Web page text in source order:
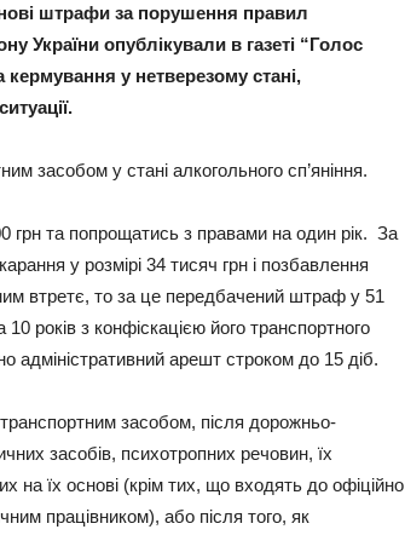
нові штрафи за порушення правил
України опублікували в газеті “Голос
кермування у нетверезому стані,
засобом у стані алкогольного сп’яніння.
та попрощатись з правами на один рік. За
у розмірі 34 тисяч грн і позбавлення
втретє, то за це передбачений штраф у 51
років з конфіскацією його транспортного
адміністративний арешт строком до 15 діб.
засобом, після дорожньо-
засобів, психотропних речовин, їх
на їх основі (крім тих, що входять до офіційно
працівником), або після того, як